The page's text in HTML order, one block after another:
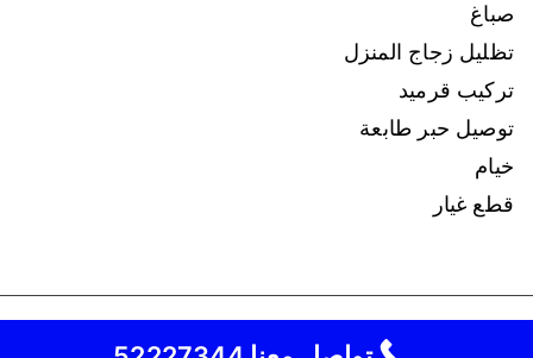
صباغ
تظليل زجاج المنزل
تركيب قرميد
توصيل حبر طابعة
خيام
قطع غيار
كافة الحقوق محفوظة لـ نقل عفش© 2026